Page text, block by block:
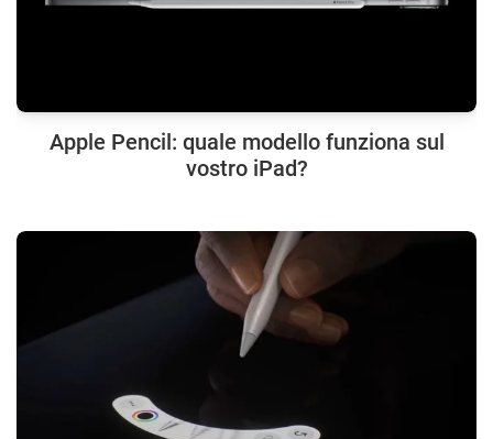
Apple Pencil: quale modello funziona sul
vostro iPad?